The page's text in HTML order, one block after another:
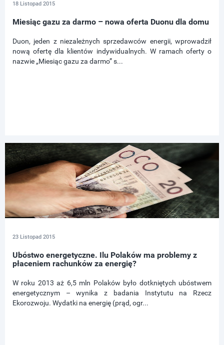
18 Listopad 2015
Miesiąc gazu za darmo – nowa oferta Duonu dla domu
Duon, jeden z niezależnych sprzedawców energii, wprowadził
nową ofertę dla klientów indywidualnych. W ramach oferty o
nazwie „Miesiąc gazu za darmo” s...
23 Listopad 2015
Ubóstwo energetyczne. Ilu Polaków ma problemy z
płaceniem rachunków za energię?
W roku 2013 aż 6,5 mln Polaków było dotkniętych ubóstwem
energetycznym – wynika z badania Instytutu na Rzecz
Ekorozwoju. Wydatki na energię (prąd, ogr...